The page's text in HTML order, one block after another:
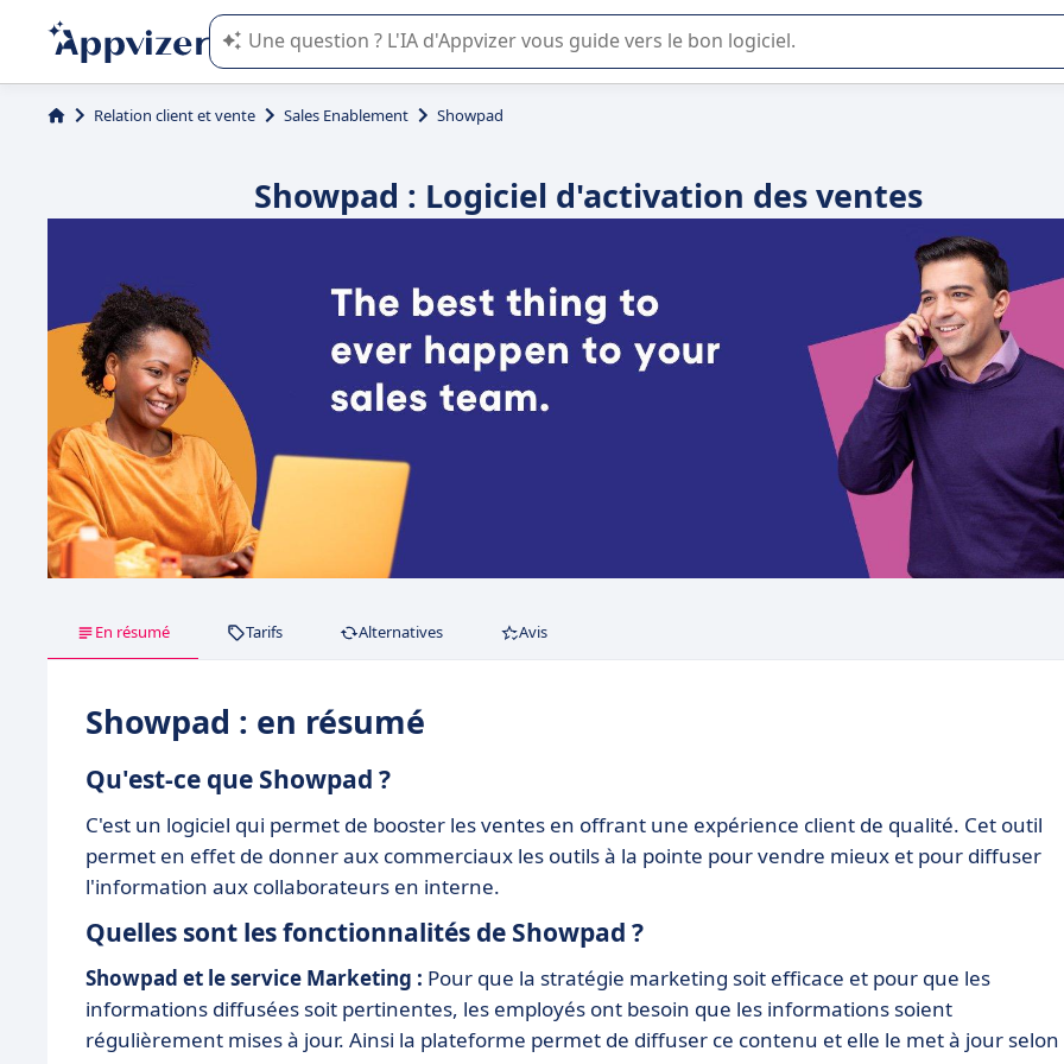
L'IA de Appvizer vous guide dans l'utilisation ou la sélection de logiciel SaaS en entreprise.
Relation client et vente Sales Enablement Showpad
Showpad : Logiciel d'activation des ventes
En résumé Tarifs Alternatives Avis
Showpad : en résumé
Qu'est-ce que Showpad ?
C'est un logiciel qui permet de booster les ventes en offrant une expérience client de qualité. Cet outil
permet en effet de donner aux commerciaux les outils à la pointe pour vendre mieux et pour diffuser
l'information aux collaborateurs en interne.
Quelles sont les fonctionnalités de Showpad ?
Showpad et le service Marketing : Pour que la stratégie marketing soit efficace et pour que les
informations diffusées soit pertinentes, les employés ont besoin que les informations soient
régulièrement mises à jour. Ainsi la plateforme permet de diffuser ce contenu et elle le met à jour selon